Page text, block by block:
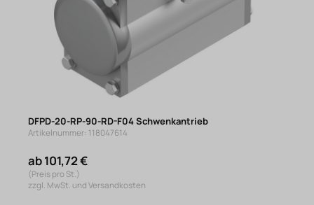
DFPD-20-RP-90-RD-F04 Schwenkantrieb
Artikelnummer: 118047614
ab 101,72 €
(Preis pro St.)
zzgl. MwSt. und Versandkosten